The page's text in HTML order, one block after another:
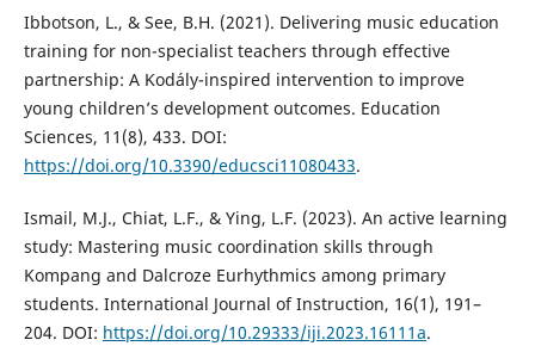
Ibbotson, L., & See, B.H. (2021). Delivering music education
training for non-specialist teachers through effective
partnership: A Kodály-inspired intervention to improve
young children’s development outcomes. Education
Sciences, 11(8), 433. DOI:
https://doi.org/10.3390/educsci11080433.
Ismail, M.J., Chiat, L.F., & Ying, L.F. (2023). An active learning
study: Mastering music coordination skills through
Kompang and Dalcroze Eurhythmics among primary
students. International Journal of Instruction, 16(1), 191–
204. DOI: https://doi.org/10.29333/iji.2023.16111a.